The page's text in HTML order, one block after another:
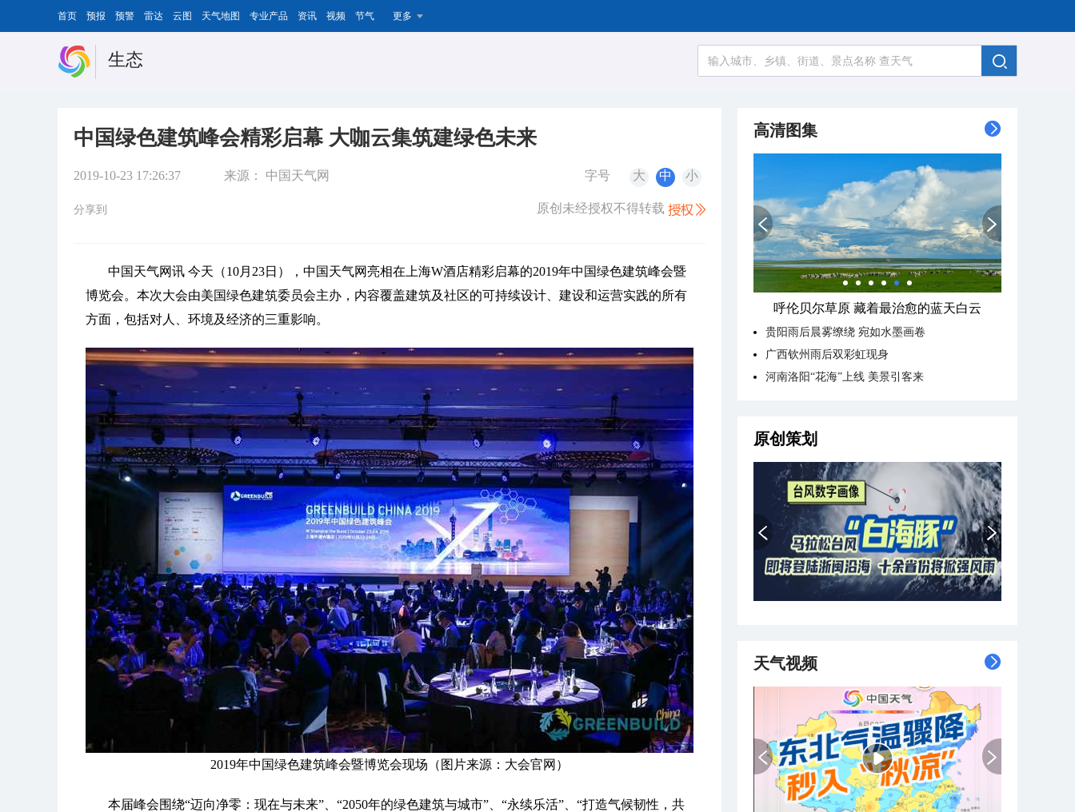
首页 预报 预警 雷达 云图 天气地图 专业产品 资讯 视频 节气 更多
生态
中国绿色建筑峰会精彩启幕 大咖云集筑建绿色未来
2019-10-23 17:26:37 来源： 中国天气网 字号 大 中 小
分享到 原创未经授权不得转载
中国天气网讯 今天（10月23日），中国天气网亮相在上海W酒店精彩启幕的2019年中国绿色建筑峰会暨
博览会。本次大会由美国绿色建筑委员会主办，内容覆盖建筑及社区的可持续设计、建设和运营实践的所有
方面，包括对人、环境及经济的三重影响。
2019年中国绿色建筑峰会暨博览会现场（图片来源：大会官网）
本届峰会围绕“迈向净零：现在与未来”、“2050年的绿色建筑与城市”、“永续乐活”、“打造气候韧性，共
高清图集
呼伦贝尔草原 藏着最治愈的蓝天白云
贵阳雨后晨雾缭绕 宛如水墨画卷
广西钦州雨后双彩虹现身
河南洛阳“花海”上线 美景引客来
原创策划
天气视频